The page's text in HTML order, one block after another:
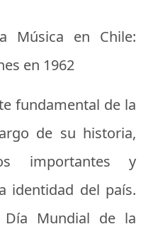
Música en Chile:
en 1962
fundamental de la
de su historia,
importantes y
identidad del país.
Mundial de la